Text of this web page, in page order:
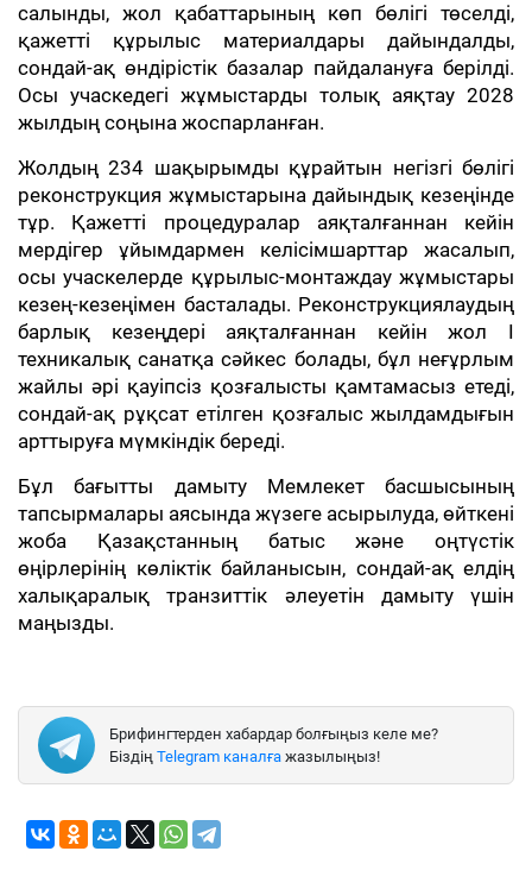
салынды, жол қабаттарының көп бөлігі төселді,
қажетті құрылыс материалдары дайындалды,
сондай-ақ өндірістік базалар пайдалануға берілді.
Осы учаскедегі жұмыстарды толық аяқтау 2028
жылдың соңына жоспарланған.
Жолдың 234 шақырымды құрайтын негізгі бөлігі
реконструкция жұмыстарына дайындық кезеңінде
тұр. Қажетті процедуралар аяқталғаннан кейін
мердігер ұйымдармен келісімшарттар жасалып,
осы учаскелерде құрылыс-монтаждау жұмыстары
кезең-кезеңімен басталады. Реконструкциялаудың
барлық кезеңдері аяқталғаннан кейін жол I
техникалық санатқа сәйкес болады, бұл неғұрлым
жайлы әрі қауіпсіз қозғалысты қамтамасыз етеді,
сондай-ақ рұқсат етілген қозғалыс жылдамдығын
арттыруға мүмкіндік береді.
Бұл бағытты дамыту Мемлекет басшысының
тапсырмалары аясында жүзеге асырылуда, өйткені
жоба Қазақстанның батыс және оңтүстік
өңірлерінің көліктік байланысын, сондай-ақ елдің
халықаралық транзиттік әлеуетін дамыту үшін
маңызды.
Брифингтерден хабардар болғыңыз келе ме?
Біздің Telegram каналға жазылыңыз!